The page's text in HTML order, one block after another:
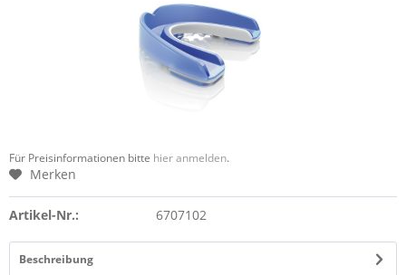
Für Preisinformationen bitte hier anmelden.
Merken
Artikel-Nr.: 6707102
Beschreibung